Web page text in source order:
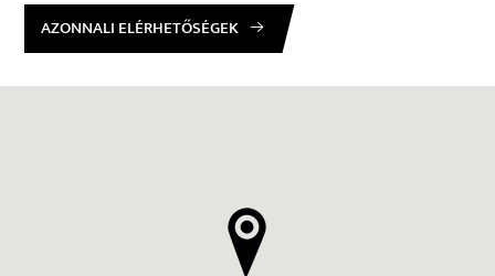
AZONNALI ELÉRHETŐSÉGEK